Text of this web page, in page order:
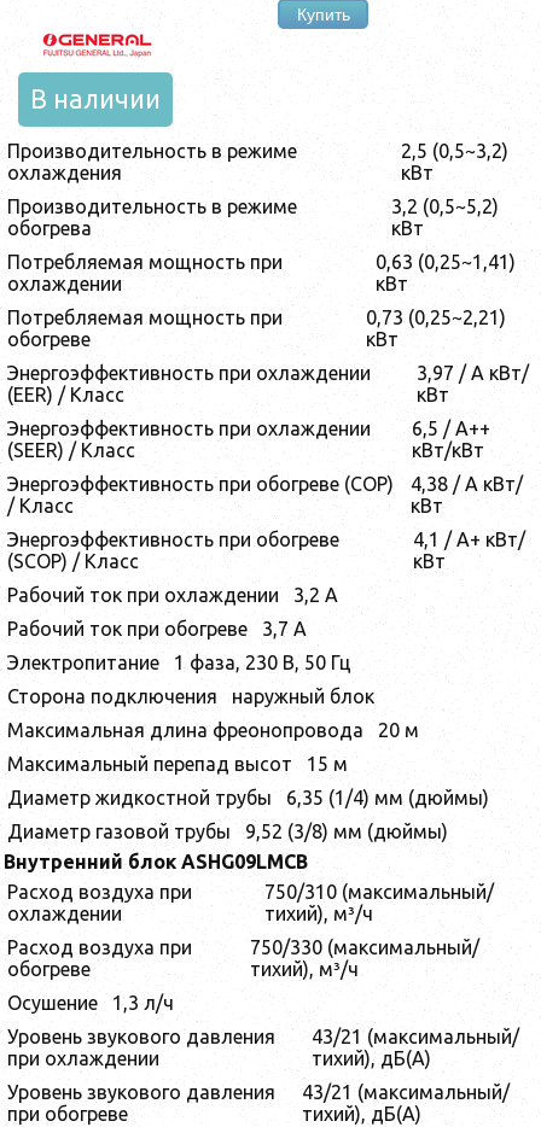
Купить
В наличии
Производительность в режиме
охлаждения
2,5 (0,5~3,2)
кВт
Производительность в режиме
обогрева
3,2 (0,5~5,2)
кВт
Потребляемая мощность при
охлаждении
0,63 (0,25~1,41)
кВт
Потребляемая мощность при
обогреве
0,73 (0,25~2,21)
кВт
Энергоэффективность при охлаждении
(EER) / Класс
3,97 / A кВт/
кВт
Энергоэффективность при охлаждении
(SEER) / Класс
6,5 / А++
кВт/кВт
Энергоэффективность при обогреве (COP)
/ Класс
4,38 / A кВт/
кВт
Энергоэффективность при обогреве
(SCOP) / Класс
4,1 / А+ кВт/
кВт
Рабочий ток при охлаждении
3,2 А
Рабочий ток при обогреве
3,7 А
Электропитание
1 фаза, 230 В, 50 Гц
Сторона подключения
наружный блок
Максимальная длина фреонопровода
20 м
Максимальный перепад высот
15 м
Диаметр жидкостной трубы
6,35 (1/4) мм (дюймы)
Диаметр газовой трубы
9,52 (3/8) мм (дюймы)
Внутренний блок ASHG09LMCB
Расход воздуха при
охлаждении
750/310 (максимальный/
тихий), м³/ч
Расход воздуха при
обогреве
750/330 (максимальный/
тихий), м³/ч
Осушение
1,3 л/ч
Уровень звукового давления
при охлаждении
43/21 (максимальный/
тихий), дБ(А)
Уровень звукового давления
при обогреве
43/21 (максимальный/
тихий), дБ(А)